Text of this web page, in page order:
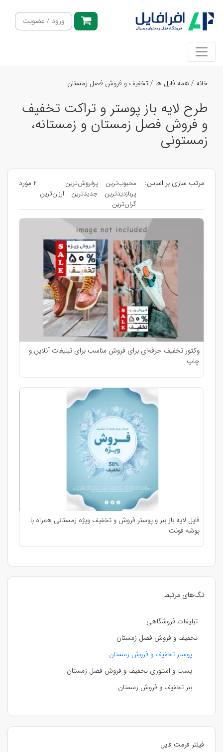
ورود / عضویت
خانه / همه فایل ها /تخفیف و فروش فصل زمستان
طرح لایه باز پوستر و تراکت تخفیف
و فروش فصل زمستان و زمستانه،
زمستونی
تگ‌های مرتبط
تبلیغات فروشگاهی
تخفیف و فروش فصل زمستان
پوستر تخفیف و فروش زمستان
پست و استوری تخفیف و فروش فصل زمستان
بنر تخفیف و فروش زمستان
فیلتر فرمت فایل
مرتب سازی بر اساس: محبوب‌ترین
پرفروش‌ترین
پربازدیدترین
جدیدترین
ارزان‌ترین
گران‌ترین
2 مورد
وکتور تخفیف حرفه‌ای برای فروش مناسب برای تبلیغات آنلاین و
چاپ
فایل لایه باز بنر و پوستر فروش و تخفیف ویژه زمستانی همراه با
پوشه فونت